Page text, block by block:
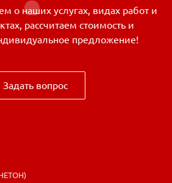
о наших услугах, видах работ и
рассчитаем стоимость и
предложение!
Задать вопрос